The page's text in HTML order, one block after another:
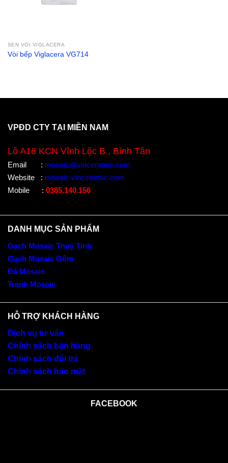
SEN VÒI VIGLACERA
Vòi bếp Viglacera VG714
VPĐD CTY TẠI MIỀN NAM
Lô A16 KCN Vĩnh Lộc B , Bình Tân
Email : mosaic@vinceramic.com
Website
: mosaic.vinceramic.com
Mobile
: 0385.140.156
DANH MỤC SẢN PHẨM
Gạch Mosaic Thuỷ Tinh
Gạch Mosaic Gốm
Đá Mosaic
Tranh Mosaic
HỖ TRỢ KHÁCH HÀNG
Dịch vụ tư vấn
Chính sách bán hàng
Chính sách đổi trả
Chính sách bảo mật
FACEBOOK